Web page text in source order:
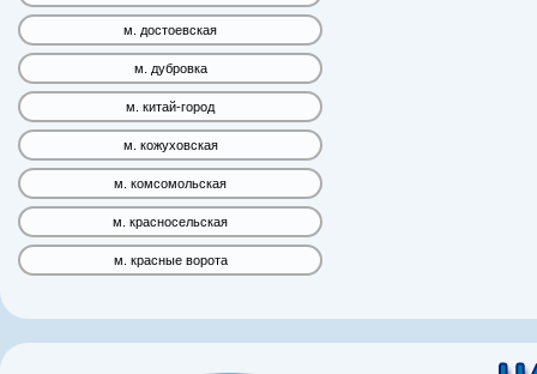
м. достоевская
м. дубровка
м. китай-город
м. кожуховская
м. комсомольская
м. красносельская
м. красные ворота